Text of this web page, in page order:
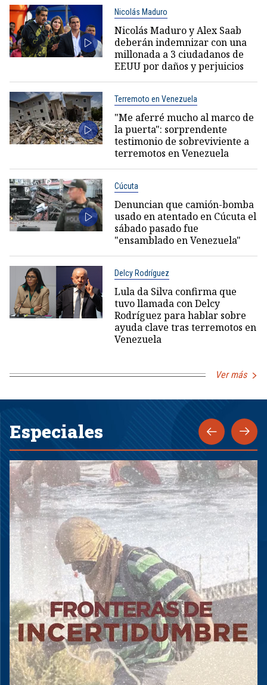
Nicolás Maduro
Nicolás Maduro y Alex Saab
deberán indemnizar con una
millonada a 3 ciudadanos de
EEUU por daños y perjuicios
Terremoto en Venezuela
"Me aferré mucho al marco de
la puerta": sorprendente
testimonio de sobreviviente a
terremotos en Venezuela
Cúcuta
Denuncian que camión-bomba
usado en atentado en Cúcuta el
sábado pasado fue
"ensamblado en Venezuela"
Delcy Rodríguez
Lula da Silva confirma que
tuvo llamada con Delcy
Rodríguez para hablar sobre
ayuda clave tras terremotos en
Venezuela
Ver más
Especiales